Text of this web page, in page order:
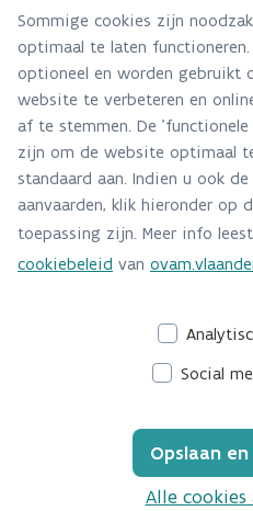
Alle contactgegevens
Adres
Stationsstraat 110
2800 Mechelen
Route en bereikbaarheid
E-mail
Sommige cookies zijn
optimaal te laten
optioneel en worden gebruikt
website te verbeteren en
af te stemmen. De
zijn om de website optimaal
standaard aan. Indien u ook
aanvaarden, klik hieronder op
toepassing zijn. Meer info
cookiebeleid van
Social
Opslaan
Alle cookies